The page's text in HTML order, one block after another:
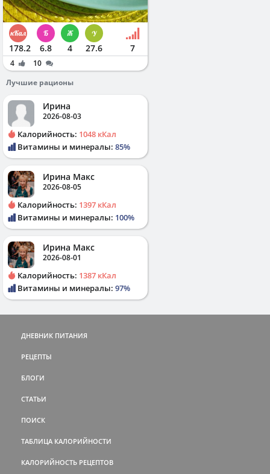
178.2 6.8 4 27.6 7
4
10
Лучшие рационы
Ирина
2026-08-03
Калорийность: 1048 кКал
Витамины и минералы: 85%
Ирина Макс
2026-08-05
Калорийность: 1397 кКал
Витамины и минералы: 100%
Ирина Макс
2026-08-01
Калорийность: 1387 кКал
Витамины и минералы: 97%
ДНЕВНИК ПИТАНИЯ
РЕЦЕПТЫ
БЛОГИ
СТАТЬИ
ПОИСК
ТАБЛИЦА КАЛОРИЙНОСТИ
КАЛОРИЙНОСТЬ РЕЦЕПТОВ